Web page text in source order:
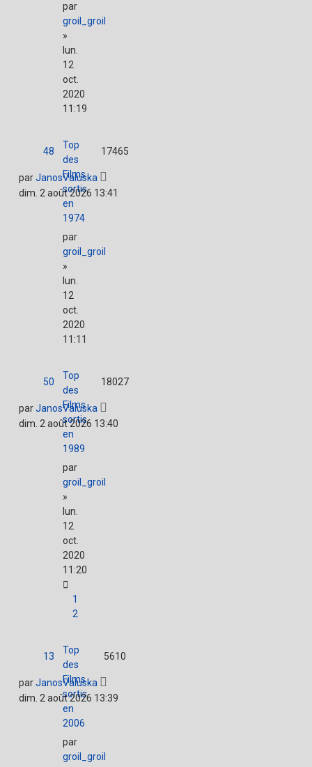
par
groil_groil
»
lun.
12
oct.
2020
11:19
Top
des
Films
sortis
en
1974
par
groil_groil
»
lun.
12
oct.
2020
11:11
48 17465
parJanosValuska
dim. 2 août 2026 13:41
Top
des
Films
sortis
en
1989
par
groil_groil
»
lun.
12
oct.
2020
11:20
1
2
50 18027
parJanosValuska
dim. 2 août 2026 13:40
Top
des
Films
sortis
en
2006
par
groil_groil
13 5610
parJanosValuska
dim. 2 août 2026 13:39